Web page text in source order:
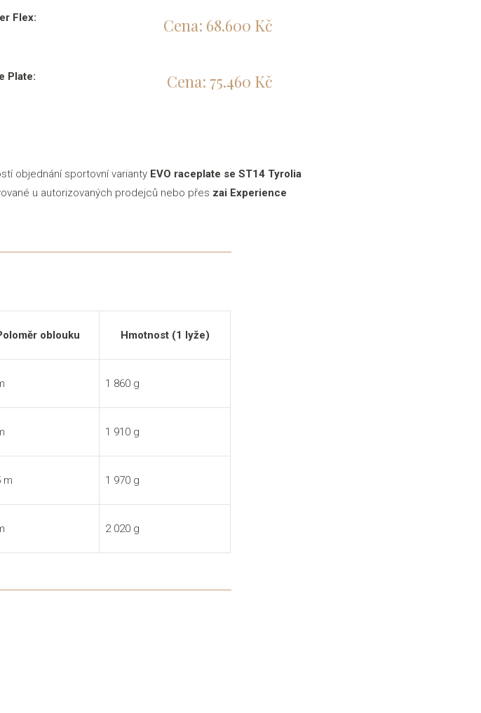
Flex:
Plate:
Cena: 68.600 Kč
Cena: 75.460 Kč
objednání sportovní varianty EVO raceplate se ST14 Tyrolia
u autorizovaných prodejců nebo přes zai Experience
oblouku Hmotnost (1 lyže)
1 860 g
1 910 g
m 1 970 g
2 020 g